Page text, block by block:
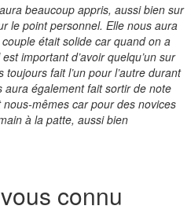
beaucoup appris, aussi bien sur
le point personnel. Elle nous aura
était solide car quand on a
important d’avoir quelqu’un sur
fait l’un pour l’autre durant
aura également fait sortir de note
mêmes car pour des novices
à la patte, aussi bien
connu